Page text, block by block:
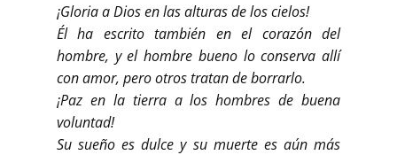
¡Gloria a Dios en las alturas de los cielos!
Él ha escrito también en el corazón del
hombre, y el hombre bueno lo conserva allí
con amor, pero otros tratan de borrarlo.
¡Paz en la tierra a los hombres de buena
voluntad!
Su sueño es dulce y su muerte es aún más